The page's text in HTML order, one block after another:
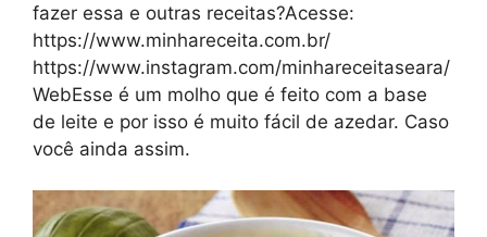
fazer essa e outras receitas?Acesse:
https://www.minhareceita.com.br/
https://www.instagram.com/minhareceitaseara/
WebEsse é um molho que é feito com a base
de leite e por isso é muito fácil de azedar. Caso
você ainda assim.